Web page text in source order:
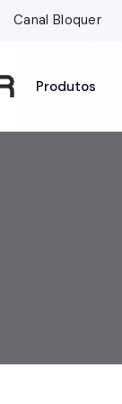
Canal Bloquer
Produtos